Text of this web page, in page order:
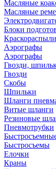
Масляные
Масляные
Блоки
Аэрографы
Аэрографы
Гвозди,
Гвозди
Скобы
Шпильки
Шланги
Витые шланги
Резиновые
Пневмотрубки
Быстросъемы
Елочки
Краны